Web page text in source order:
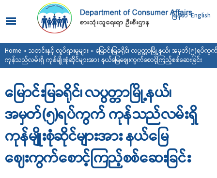
main
content
မြန်မာ English
You are here
Home » သတင်းနှင့် လှုပ်ရှားမှုများ» မြောင်းမြခရိုင်၊ လပွတ္တာမြို့နယ်၊ အမှတ်(၅)ရပ်ကွ
ကုန်သည်လမ်းရှိ ကုန်မျိုးစုံဆိုင်များအား နယ်မြေဈေးကွက်စောင့်ကြည့်စစ်ဆေးခြင်း
မြောင်းမြခရိုင်၊ လပွတ္တာမြို့နယ်၊
အမှတ်(၅)ရပ်ကွက် ကုန်သည်လမ်းရှိ
ကုန်မျိုးစုံဆိုင်များအား နယ်မြေ
ဈေးကွက်စောင့်ကြည့်စစ်ဆေးခြင်း